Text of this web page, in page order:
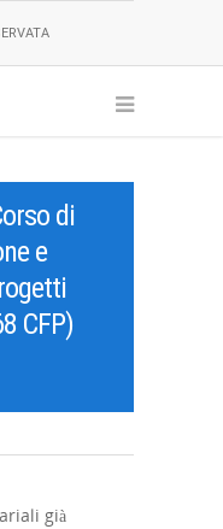
di
e
CFP)
già